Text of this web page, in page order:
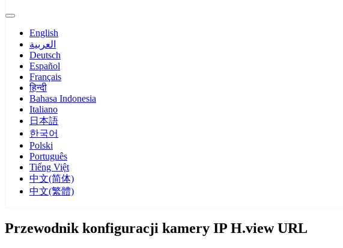
English
العربية
Deutsch
Español
Français
हिन्दी
Bahasa Indonesia
Italiano
日本語
한국어
Polski
Português
Tiếng Việt
中文(简体)
中文(繁體)
Przewodnik konfiguracji kamery IP H.view URL